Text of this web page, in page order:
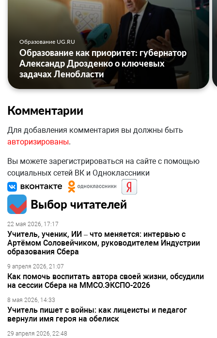
Образование UG.RU
Образование как приоритет: губернатор
Александр Дрозденко о ключевых
задачах Ленобласти
Комментарии
Для добавления комментария вы должны быть
авторизированы.
Вы можете зарегистрироваться на сайте с помощью
социальных сетей ВК и Одноклассники
Выбор читателей
22 мая 2026, 17:17
Учитель, ученик, ИИ – что меняется: интервью с
Артёмом Соловейчиком, руководителем Индустрии
образования Сбера
9 апреля 2026, 21:07
Как помочь воспитать автора своей жизни, обсудили
на сессии Сбера на ММСО.ЭКСПО-2026
8 мая 2026, 14:33
Учитель пишет с войны: как лицеисты и педагог
вернули имя героя на обелиск
29 апреля 2026, 22:48